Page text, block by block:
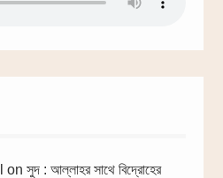
on সুদ : আল্লাহর সাথে বিদ্রোহের